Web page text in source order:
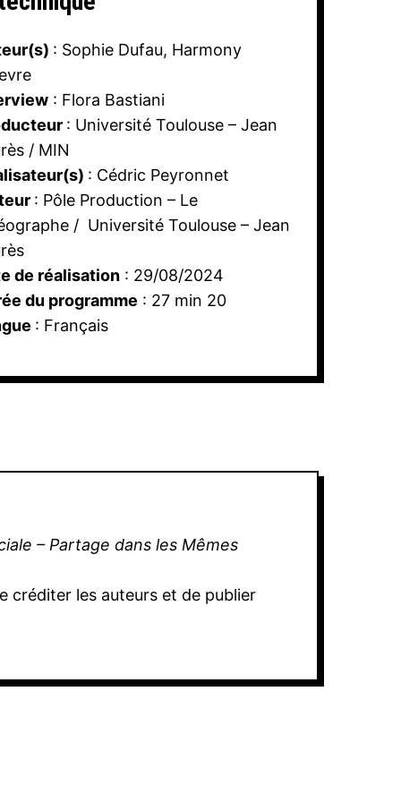
: Sophie Dufau, Harmony
: Flora Bastiani
: Université Toulouse – Jean
/ MIN
: Cédric Peyronnet
: Pôle Production – Le
/ Université Toulouse – Jean
de réalisation: 29/08/2024
du programme : 27 min 20
: Français
– Partage dans les Mêmes
créditer les auteurs et de publier